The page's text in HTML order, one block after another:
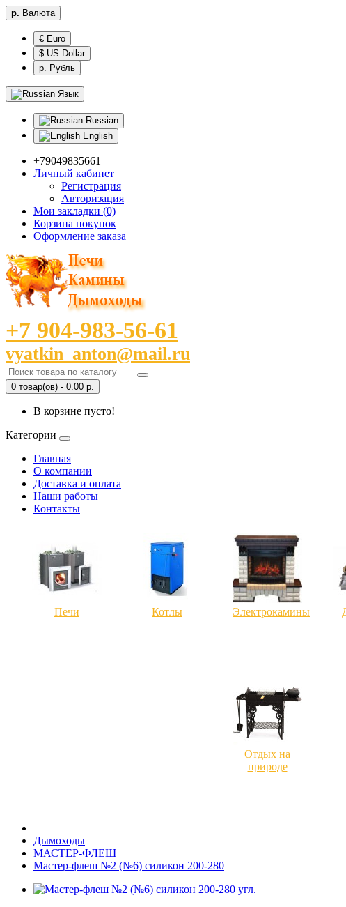
р. Валюта
€ Euro
$ US Dollar
р. Рубль
Язык
Russian
English
+79049835661
Личный кабинет
Регистрация
Авторизация
Мои закладки (0)
Корзина покупок
Оформление заказа
+7 904-983-56-61
vyatkin_anton@mail.ru
0 товар(ов) - 0.00 р.
В корзине пусто!
Категории
Главная
О компании
Доставка и оплата
Наши работы
Контакты
Печи Котлы Электрокамины
Отдых на
природе
Дымоходы
МАСТЕР-ФЛЕШ
Мастер-флеш №2 (№6) силикон 200-280